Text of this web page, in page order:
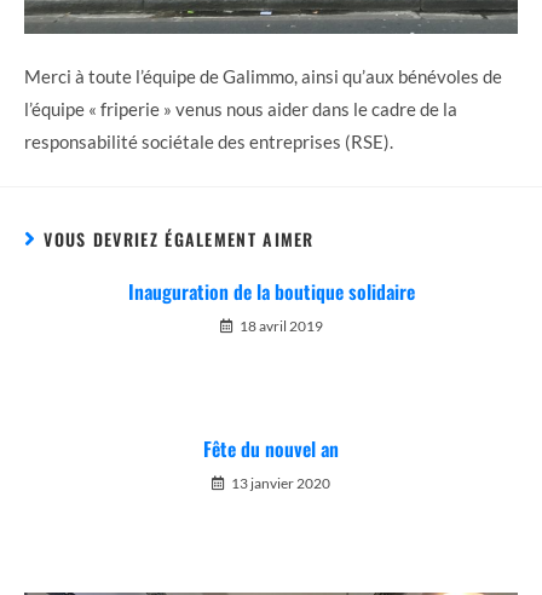
Merci à toute l’équipe de Galimmo, ainsi qu’aux bénévoles de
l’équipe « friperie » venus nous aider dans le cadre de la
responsabilité sociétale des entreprises (RSE).
VOUS DEVRIEZ ÉGALEMENT AIMER
Inauguration de la boutique solidaire
18 avril 2019
Fête du nouvel an
13 janvier 2020